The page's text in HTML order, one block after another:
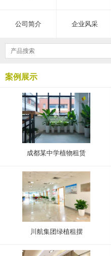
公司简介 企业风采
案例展示
成都某中学植物租赁
川航集团绿植租摆